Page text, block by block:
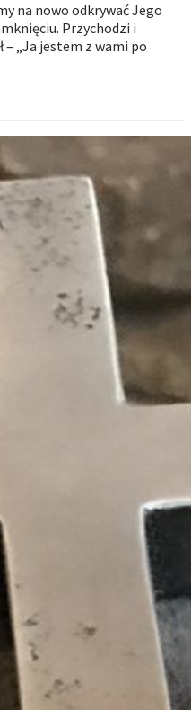
na nowo odkrywać Jego
Przychodzi i
„Ja jestem z wami po